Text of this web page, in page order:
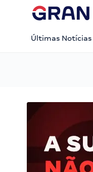
Últimas Notícias